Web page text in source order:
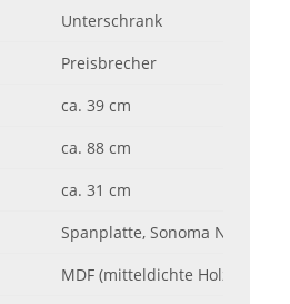
Unterschrank
Preisbrecher
ca. 39 cm
ca. 88 cm
ca. 31 cm
Spanplatte, Sonoma
MDF (mitteldichte